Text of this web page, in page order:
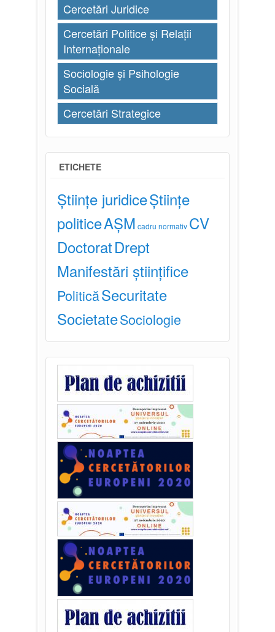
Cercetări Juridice
Cercetări Politice și Relații
Internaționale
Sociologie și Psihologie
Socială
Cercetări Strategice
ETICHETE
Științe juridiceȘtiințe
politiceAȘM cadru normativ CV
DoctoratDrept
Manifestări științifice
PoliticăSecuritate
SocietateSociologie